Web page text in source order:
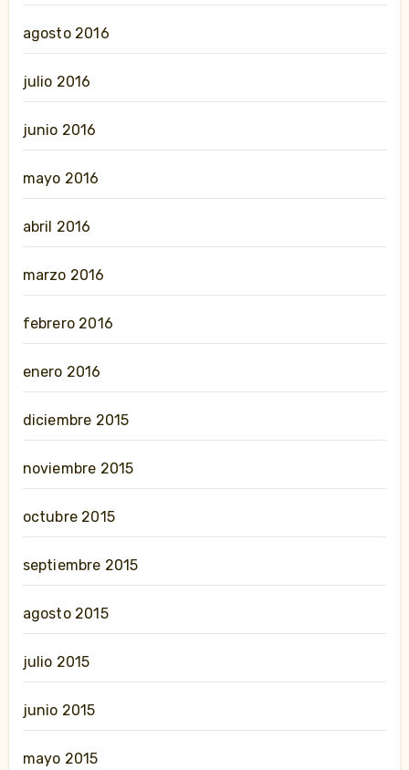
agosto 2016
julio 2016
junio 2016
mayo 2016
abril 2016
marzo 2016
febrero 2016
enero 2016
diciembre 2015
noviembre 2015
octubre 2015
septiembre 2015
agosto 2015
julio 2015
junio 2015
mayo 2015